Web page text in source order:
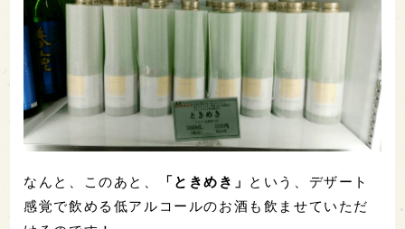
なんと、このあと、 「ときめき」
という、デザート
感覚で飲める低アルコールのお酒も飲ませていただ